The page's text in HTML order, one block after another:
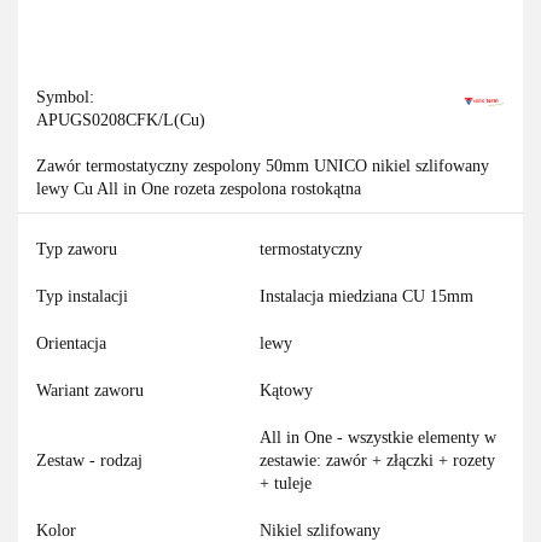
Symbol:
APUGS0208CFK/L(Cu)
Zawór termostatyczny zespolony 50mm UNICO nikiel szlifowany
lewy Cu All in One rozeta zespolona rostokątna
Typ zaworu termostatyczny
Typ instalacji Instalacja miedziana CU 15mm
Orientacja lewy
Wariant zaworu Kątowy
Zestaw - rodzaj
All in One - wszystkie elementy w
zestawie: zawór + złączki + rozety
+ tuleje
Kolor Nikiel szlifowany